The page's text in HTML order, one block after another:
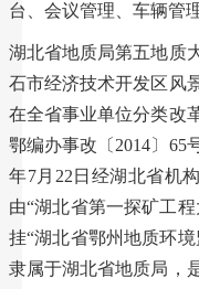
台、会议管理、车辆管
湖北省地质局第五地质
石市经济技术开发区风
在全省事业单位分类改
鄂编办事改〔2014〕65
年7月22日经湖北省机
由“湖北省第一探矿工
挂“湖北省鄂州地质环境
隶属于湖北省地质局，